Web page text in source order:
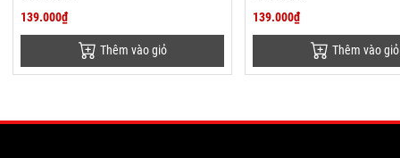
139.000₫
Thêm vào giỏ
139.000₫
Thêm vào giỏ